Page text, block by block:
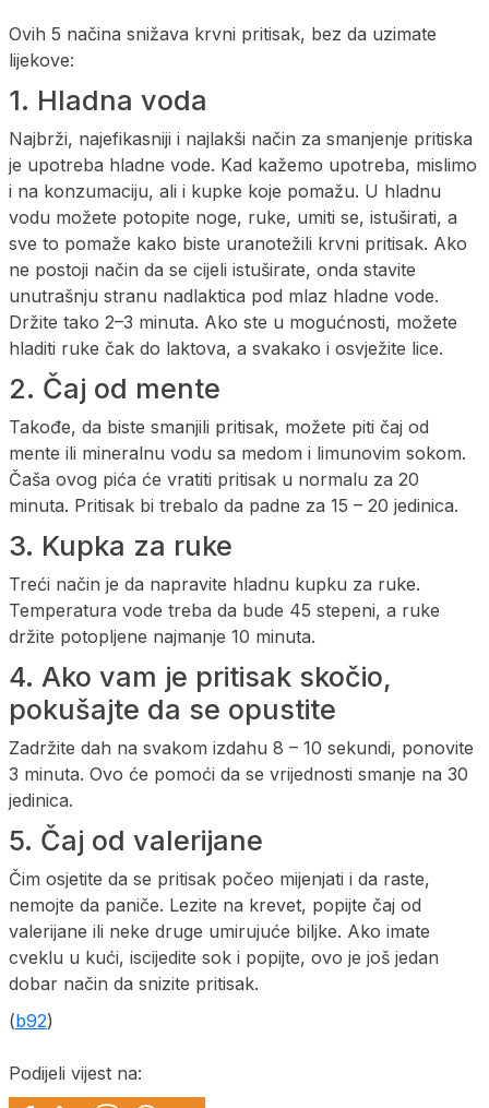
Ovih 5 načina snižava krvni pritisak, bez da uzimate
lijekove:
1. Hladna voda
Najbrži, najefikasniji i najlakši način za smanjenje pritiska
je upotreba hladne vode. Kad kažemo upotreba, mislimo
i na konzumaciju, ali i kupke koje pomažu. U hladnu
vodu možete potopite noge, ruke, umiti se, istuširati, a
sve to pomaže kako biste uranotežili krvni pritisak. Ako
ne postoji način da se cijeli istuširate, onda stavite
unutrašnju stranu nadlaktica pod mlaz hladne vode.
Držite tako 2–3 minuta. Ako ste u mogućnosti, možete
hladiti ruke čak do laktova, a svakako i osvježite lice.
2. Čaj od mente
Takođe, da biste smanjili pritisak, možete piti čaj od
mente ili mineralnu vodu sa medom i limunovim sokom.
Čaša ovog pića će vratiti pritisak u normalu za 20
minuta. Pritisak bi trebalo da padne za 15 – 20 jedinica.
3. Kupka za ruke
Treći način je da napravite hladnu kupku za ruke.
Temperatura vode treba da bude 45 stepeni, a ruke
držite potopljene najmanje 10 minuta.
4. Ako vam je pritisak skočio,
pokušajte da se opustite
Zadržite dah na svakom izdahu 8 – 10 sekundi, ponovite
3 minuta. Ovo će pomoći da se vrijednosti smanje na 30
jedinica.
5. Čaj od valerijane
Čim osjetite da se pritisak počeo mijenjati i da raste,
nemojte da paniče. Lezite na krevet, popijte čaj od
valerijane ili neke druge umirujuće biljke. Ako imate
cveklu u kući, iscijedite sok i popijte, ovo je još jedan
dobar način da snizite pritisak.
(b92)
Podijeli vijest na: